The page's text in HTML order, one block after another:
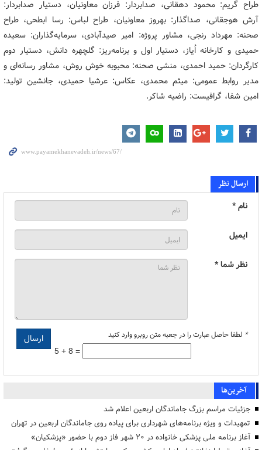
طراح گریم: محمود دهقانی، صدابردار: فرزان معاونیان، دستیار صدابردار:
آرش هوجقانی، صداگذار: بهروز معاونیان، طراح لباس: رسا ابطحی، طراح
صحنه: مهرداد رنجی، مشاور پروژه: امیر صیدآبادی، سرمایه‌گذاران: سعیده
حمیدی و کارخانه اُیاز، دستیار اول و برنامه‌ریز: گلچهره دانش، دستیار دوم
کارگردان: حمید احمدی، منشی صحنه: محبوبه خوش روش، مشاور رسانه‌ای و
مدیر روابط عمومی: میثم محمدی، عکاس: عرشیا حمیدی، جانشین تولید:
امین شفا، گرافیست: راضیه شاکر.
ارسال نظر
نام *
ایمیل
نظر شما *
* لطفا حاصل عبارت را در جعبه متن روبرو وارد کنید
5 + 8 =
آخرین‌ها
جزئیات مراسم بزرگ جاماندگان اربعین اعلام شد
تمهیدات و ویژه برنامه‌های شهرداری برای پیاده روی جاماندگان اربعین در تهران
آغاز برنامه ملی پزشکی خانواده در ۲۰ شهر فاز دوم با حضور «پزشکیان»